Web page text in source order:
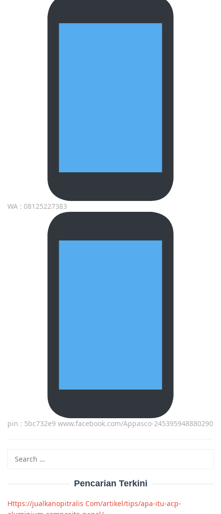
WA : 08125227383
pin : 5bc732e9 www.facebook.com/Appasco-245395948880290
for:
Pencarian Terkini
Https://jualkanopitralis Com/artikel/tips/apa-itu-acp-